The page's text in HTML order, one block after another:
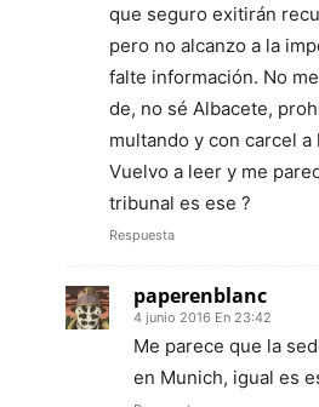
que seguro exitirán
pero no alcanzo a la
falte información. No
de, no sé Albacete,
multando y con carcel
Vuelvo a leer y me
tribunal es ese ?
Respuesta
paperenblanc
4 junio 2016 En 23:42
Me parece que la
en Munich, igual es